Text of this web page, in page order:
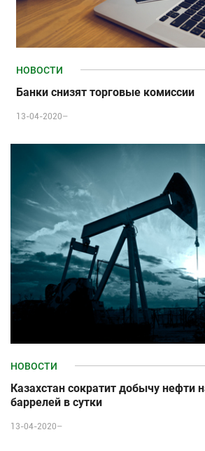
НОВОСТИ
Банки снизят торговые комиссии
13-04-2020–
НОВОСТИ
Казахстан сократит добычу нефти
баррелей в сутки
13-04-2020–